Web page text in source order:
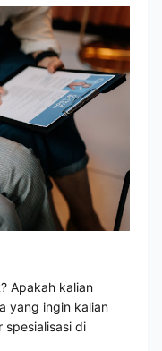
Apakah kalian
yang ingin kalian
spesialisasi di